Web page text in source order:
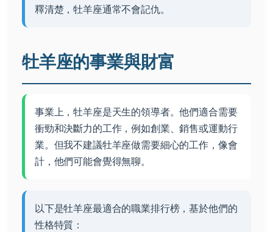
釋清楚，牡羊座通常不會記仇。
牡羊座的事業與財富
事業上，牡羊座是天生的領導者。他們適合需要
衝勁和決斷力的工作，例如創業、銷售或運動行
業。但我不建議牡羊座做需要細心的工作，像會
計，他們可能會覺得無聊。
以下是牡羊座最適合的職業排行榜，基於他們的
性格特質：